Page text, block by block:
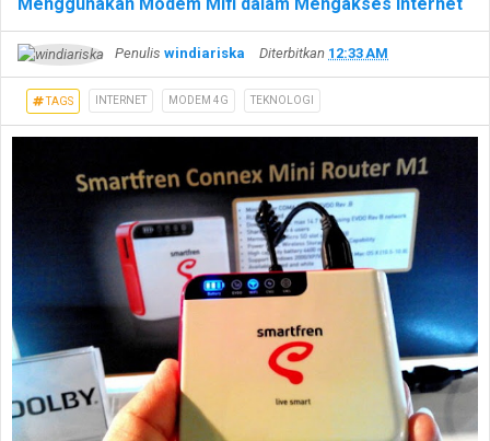
Penulis windiariska Diterbitkan 12:33 AM
TAGS INTERNET MODEM 4G TEKNOLOGI